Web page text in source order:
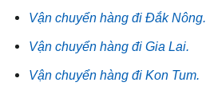
Vận chuyển hàng đi Đắk Nông.
Vận chuyển hàng đi Gia Lai.
Vận chuyển hàng đi Kon Tum.